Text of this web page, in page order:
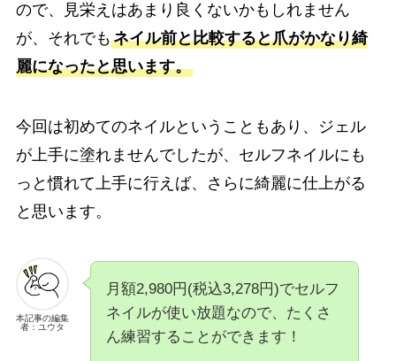
ので、見栄えはあまり良くないかもしれません
が、それでもネイル前と比較すると爪がかなり綺
麗になったと思います。
今回は初めてのネイルということもあり、ジェル
が上手に塗れませんでしたが、セルフネイルにも
っと慣れて上手に行えば、さらに綺麗に仕上がる
と思います。
本記事の編集
者：ユウタ
月額2,980円(税込3,278円)でセルフ
ネイルが使い放題なので、たくさ
ん練習することができます！